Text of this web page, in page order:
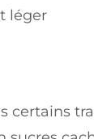
léger
certains